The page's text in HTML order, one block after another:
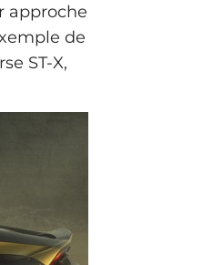
approche
de
ST‑X,